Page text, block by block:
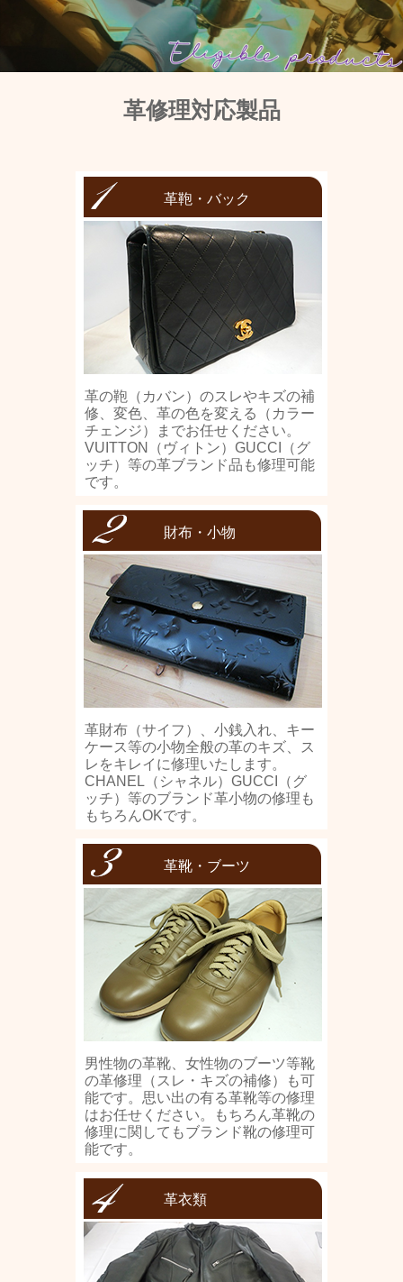
革修理対応製品
革鞄・バック
革の鞄（カバン）のスレやキズの補
修、変色、革の色を変える（カラー
チェンジ）までお任せください。
VUITTON（ヴィトン）GUCCI（グ
ッチ）等の革ブランド品も修理可能
です。
財布・小物
革財布（サイフ）、小銭入れ、キー
ケース等の小物全般の革のキズ、ス
レをキレイに修理いたします。
CHANEL（シャネル）GUCCI（グ
ッチ）等のブランド革小物の修理も
もちろんOKです。
革靴・ブーツ
男性物の革靴、女性物のブーツ等靴
の革修理（スレ・キズの補修）も可
能です。思い出の有る革靴等の修理
はお任せください。もちろん革靴の
修理に関してもブランド靴の修理可
能です。
革衣類